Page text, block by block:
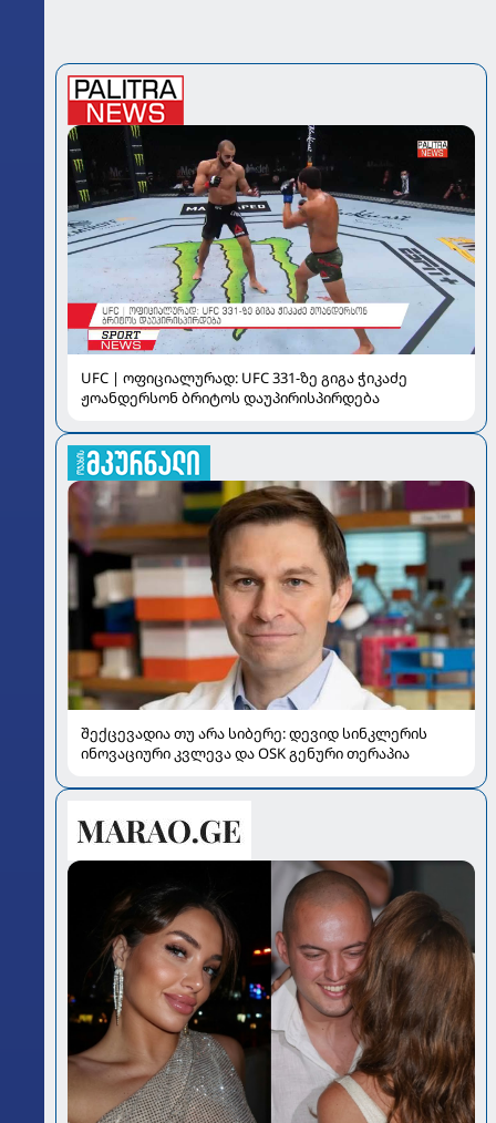
UFC | ოფიციალურად: UFC 331-ზე გიგა ჭიკაძე
ჟოანდერსონ ბრიტოს დაუპირისპირდება
შექცევადია თუ არა სიბერე: დევიდ სინკლერის
ინოვაციური კვლევა და OSK გენური თერაპია